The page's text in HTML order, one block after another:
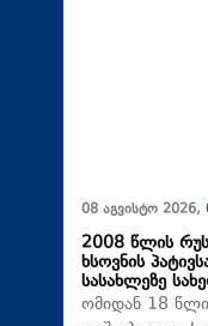
08 აგვისტო 2026,
2008 წლის
ხსოვნის
სასახლეზე
ომიდან 18